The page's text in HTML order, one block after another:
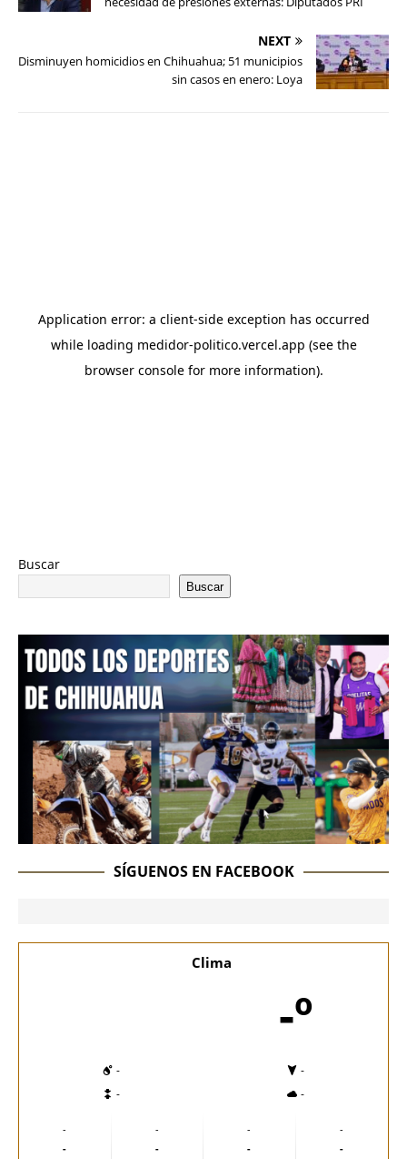
NEXT
Disminuyen homicidios en Chihuahua; 51 municipios
sin casos en enero: Loya
Buscar
Buscar
SÍGUENOS EN FACEBOOK
Clima
-º
-
-
-
-
-
-
-
-
-
-
-
-